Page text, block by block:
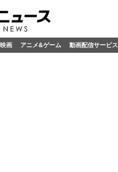
画 アニメ&ゲーム 動画配信サービス